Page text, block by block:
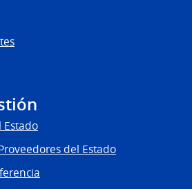
Estado
del Estado